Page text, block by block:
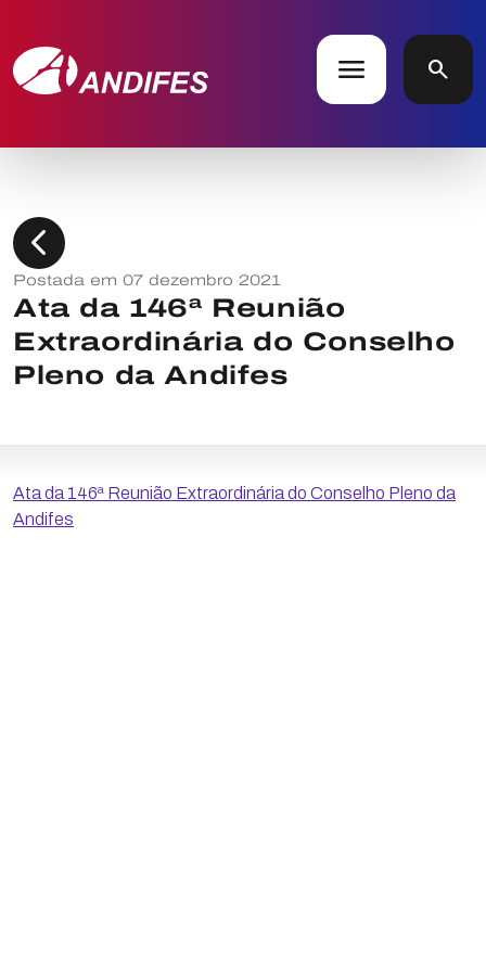
menu search
chevron_left
Postada em 07 dezembro 2021
Ata da 146ª Reunião
Extraordinária do Conselho
Pleno da Andifes
Ata da 146ª Reunião Extraordinária do Conselho Pleno da
Andifes